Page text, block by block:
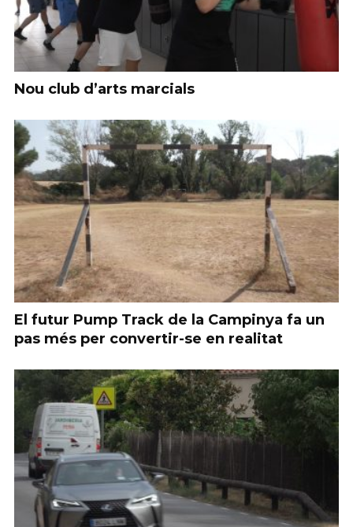
Nou club d’arts marcials
El futur Pump Track de la Campinya fa un
pas més per convertir-se en realitat